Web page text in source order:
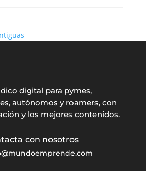
digital para pymes,
autónomos y roamers, con
y los mejores contenidos.